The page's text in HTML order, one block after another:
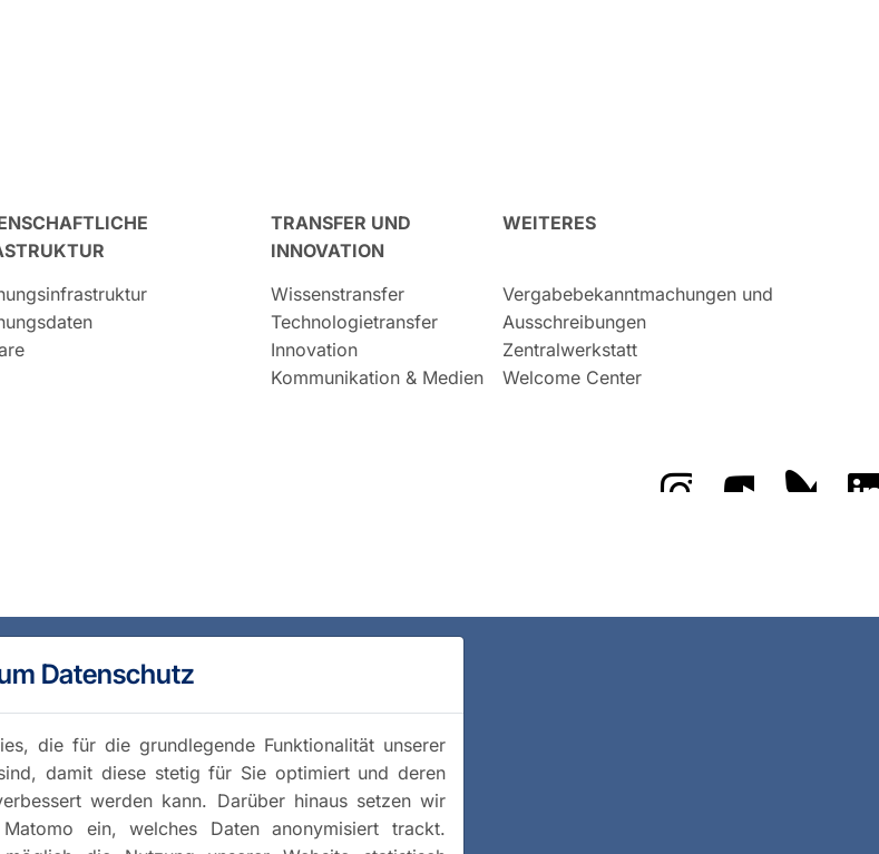
TRANSFER UND
INNOVATION
Wissenstransfer
Technologietransfer
Innovation
Kommunikation & Medien
WEITERES
Vergabebekanntmachungen und
Ausschreibungen
Zentralwerkstatt
Welcome Center
Das GFZ aufDas GFZ auf
Das
Datenschutz
die für die grundlegende Funktionalität unserer
damit diese stetig für Sie optimiert und deren
werden kann. Darüber hinaus setzen wir
ein, welches Daten anonymisiert trackt.